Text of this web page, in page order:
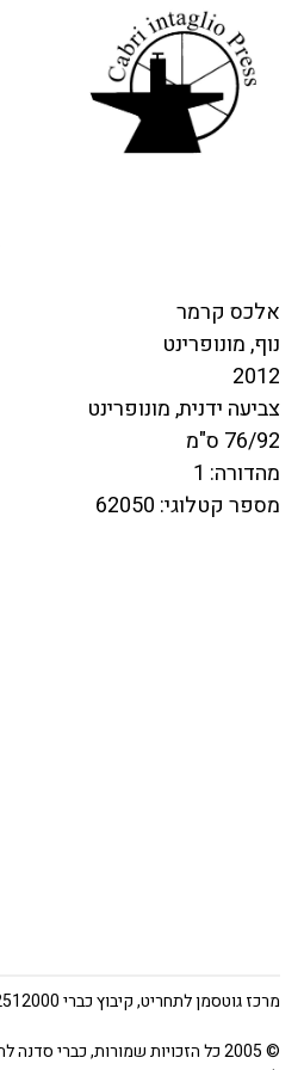
אלכס קרמר
נוף, מונופרינט
2012
צביעה ידנית, מונופרינט
76/92 ס"מ
מהדורה: 1
מספר קטלוגי: 62050
מרכז גוטסמן לתחריט, קיבוץ כברי 2512000 | טלפון/פקס 04-9952713 |
© 2005 כל הזכויות שמורות, כברי סדנה לתחריט.